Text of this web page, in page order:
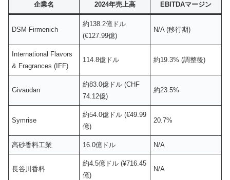
企業名 2024年売上高 EBITDAマージン
DSM-Firmenich
約138.2億ドル
(€127.99億)
N/A (移行期)
International Flavors
& Fragrances (IFF)
114.8億ドル 約19.3% (調整後)
Givaudan
約83.0億ドル (CHF
74.12億)
約23.5%
Symrise
約54.0億ドル (€49.99
億)
20.7%
高砂香料工業 16.0億ドル N/A
長谷川香料
約4.5億ドル (¥716.45
億)
N/A